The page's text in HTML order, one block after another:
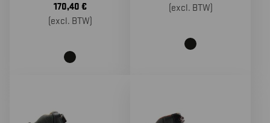
170,40 €
(excl. BTW)
(excl. BTW)